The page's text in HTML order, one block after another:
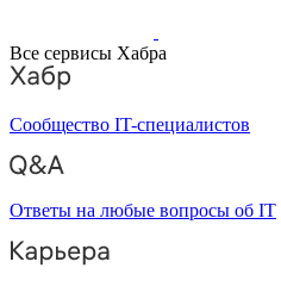
Все сервисы Хабра
Сообщество IT-специалистов
Ответы на любые вопросы об IT